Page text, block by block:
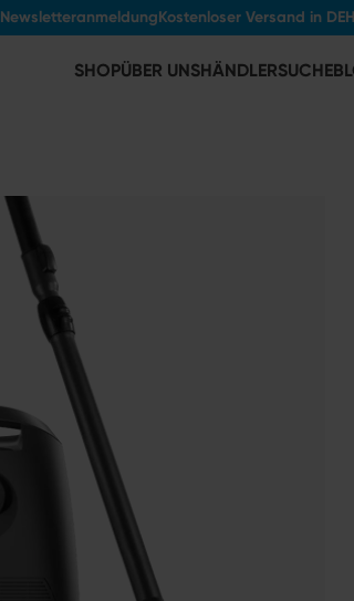
NewsletteranmeldungKostenloser Versand in DE
SHOPÜBER UNSHÄNDLERSUCHE